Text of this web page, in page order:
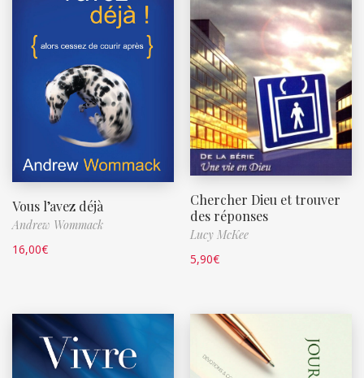
Vous l’avez déjà
Andrew Wommack
16,00€
Chercher Dieu et trouver
des réponses
Lucy McKee
5,90€